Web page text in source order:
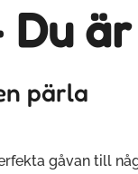
pärla
gåvan till